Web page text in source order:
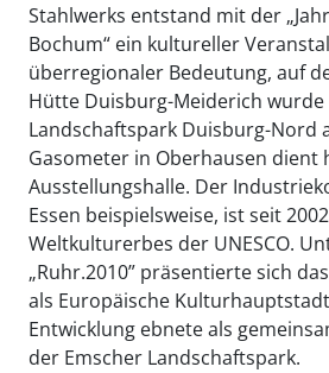
Stahlwerks entstand mit der
Bochum“ ein kultureller
überregionaler Bedeutung, auf
Hütte Duisburg-Meiderich
Landschaftspark Duisburg-Nord
Gasometer in Oberhausen dient
Ausstellungshalle. Der
Essen beispielsweise, ist seit
Weltkulturerbes der UNESCO.
„Ruhr.2010” präsentierte sich
als Europäische
Entwicklung ebnete als
der Emscher Landschaftspark.